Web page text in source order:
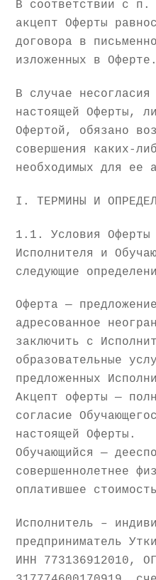
В соответствии с
акцепт Оферты
договора в
изложенных в Оферте.
В случае
настоящей Оферты,
Офертой, обязано
совершения каких-
необходимых для ее
I. ТЕРМИНЫ И
1.1. Условия Оферты
Исполнителя и
следующие
Оферта —
адресованное
заключить с
образовательные
предложенных
Акцепт оферты —
согласие
настоящей Оферты.
Обучающийся —
совершеннолетнее
оплатившее
Исполнитель –
предприниматель
ИНН 773136912010,